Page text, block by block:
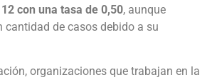
con una tasa de 0,50, aunque
cantidad de casos debido a su
organizaciones que trabajan en la